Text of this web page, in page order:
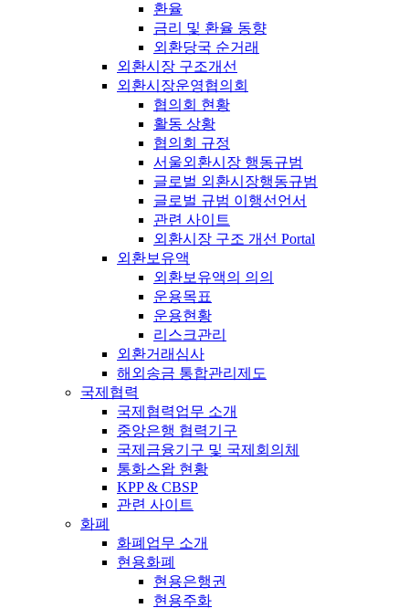
환율
금리 및 환율 동향
외환당국 순거래
외환시장 구조개선
외환시장운영협의회
협의회 현황
활동 상황
협의회 규정
서울외환시장 행동규범
글로벌 외환시장행동규범
글로벌 규범 이행선언서
관련 사이트
외환시장 구조 개선 Portal
외환보유액
외환보유액의 의의
운용목표
운용현황
리스크관리
외환거래심사
해외송금 통합관리제도
국제협력
국제협력업무 소개
중앙은행 협력기구
국제금융기구 및 국제회의체
통화스왑 현황
KPP & CBSP
관련 사이트
화폐
화폐업무 소개
현용화폐
현용은행권
현용주화